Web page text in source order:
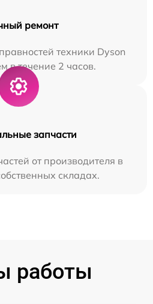
ремонт
техники Dyson
в течение 2 часов.
запчасти
от производителя в
складах.
работы